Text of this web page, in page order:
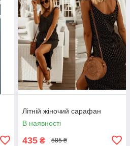
Літній жіночий сарафан
В наявності
435 ₴ 585 ₴